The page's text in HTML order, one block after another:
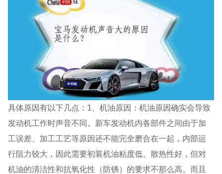
具体原因有以下几点：1、机油原因：机油原因确实会导致
发动机工作时声音不同。新车发动机内各部件之间由于加
工误差、加工工艺等原因还不能完全磨合在一起，内部运
行阻力较大，因此需要初装机油粘度低、散热性好，但对
机油的清洁性和抗氧化性（防锈）的要求不那么高。而且